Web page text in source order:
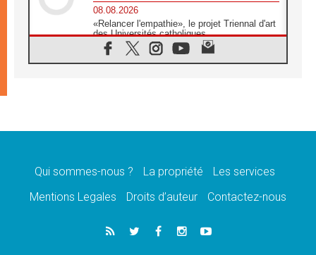
08.08.2026
«Relancer l'empathie», le projet Triennal d'art
des Universités catholiques
08.08.2026
Signis 2026, donner la parole aux religieuses
07.08.2026
07.08.2026
de l'Assomption et mémoire nationale
«La paix commence par l'empathie» estime
le cardinal Parolin
Qui sommes-nous ? La propriété
Les services
Mentions Legales
Droits d’auteur Contactez-nous